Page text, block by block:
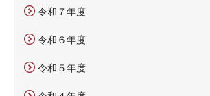
令和７年度
令和６年度
令和５年度